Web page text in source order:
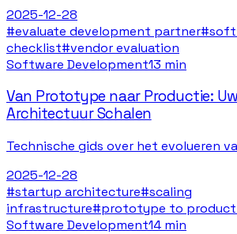
2025-12-28
#evaluate development partner#
checklist#vendor evaluation
Software Development13 min
Van Prototype naar Productie:
Architectuur Schalen
Technische gids over het evolueren
2025-12-28
#startup architecture#scaling
infrastructure#prototype to
Software Development14 min